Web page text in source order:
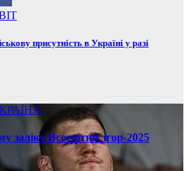
присутність в Україні у разі
Всесвітніх ігор-2025